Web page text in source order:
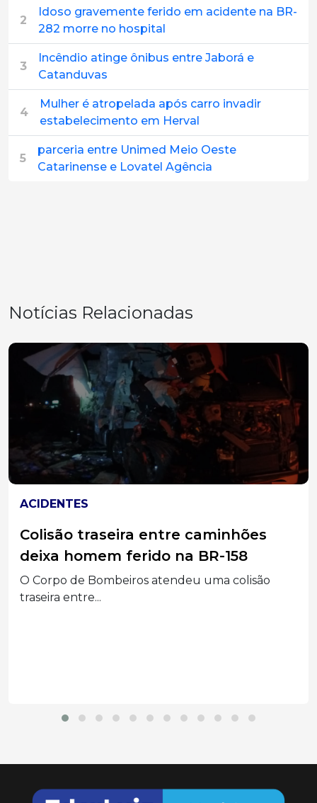
2
Idoso gravemente ferido em acidente na BR-
282 morre no hospital
3
Incêndio atinge ônibus entre Jaborá e
Catanduvas
4
Mulher é atropelada após carro invadir
estabelecimento em Herval
5
parceria entre Unimed Meio Oeste
Catarinense e Lovatel Agência
Notícias Relacionadas
SOLIDARIEDADE
Residencial de Idosos de Erval Velho
promove Pastelada Solidária neste
sábado (8)
O Residencial Nossa Senhora de Fátima, em Erval